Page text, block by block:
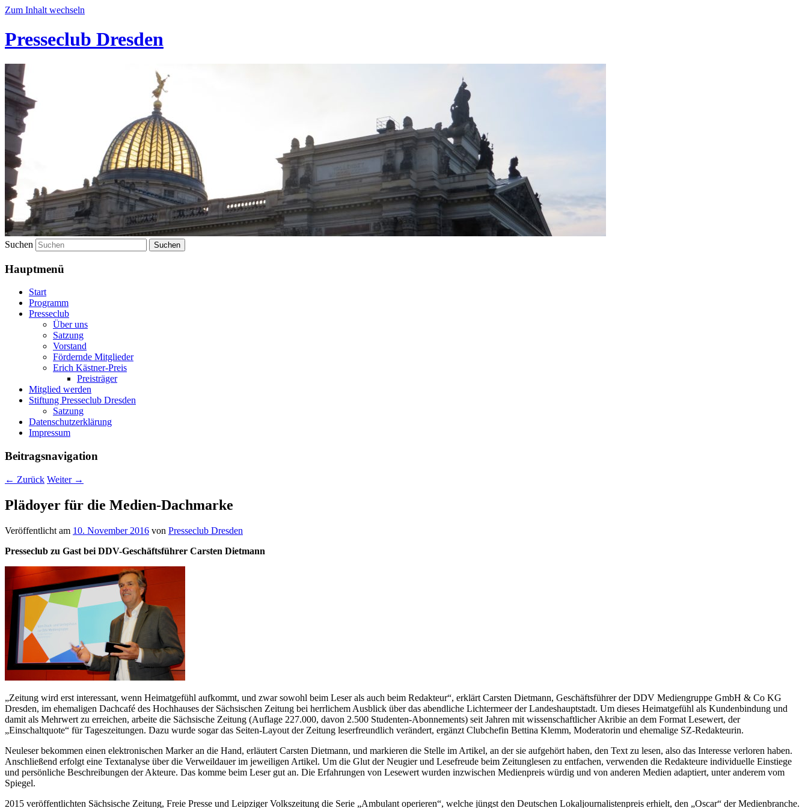
Zum Inhalt wechseln
Presseclub Dresden
Suchen
Hauptmenü
Start
Programm
Presseclub
Über uns
Satzung
Vorstand
Fördernde Mitglieder
Erich Kästner-Preis
Preisträger
Mitglied werden
Stiftung Presseclub Dresden
Satzung
Datenschutzerklärung
Impressum
Beitragsnavigation
← Zurück Weiter →
Plädoyer für die Medien-Dachmarke
Veröffentlicht am 10. November 2016 von Presseclub Dresden
Presseclub zu Gast bei DDV-Geschäftsführer Carsten Dietmann
„Zeitung wird erst interessant, wenn Heimatgefühl aufkommt, und zwar sowohl beim Leser als auch beim Redakteur“, erklärt Carsten Dietmann, Geschäftsführer der DDV Mediengruppe GmbH & Co KG
Dresden, im ehemaligen Dachcafé des Hochhauses der Sächsischen Zeitung bei herrlichem Ausblick über das abendliche Lichtermeer der Landeshauptstadt. Um dieses Heimatgefühl als Kundenbindung und
damit als Mehrwert zu erreichen, arbeite die Sächsische Zeitung (Auflage 227.000, davon 2.500 Studenten-Abonnements) seit Jahren mit wissenschaftlicher Akribie an dem Format Lesewert, der
„Einschaltquote“ für Tageszeitungen. Dazu wurde sogar das Seiten-Layout der Zeitung leserfreundlich verändert, ergänzt Clubchefin Bettina Klemm, Moderatorin und ehemalige SZ-Redakteurin.
Neuleser bekommen einen elektronischen Marker an die Hand, erläutert Carsten Dietmann, und markieren die Stelle im Artikel, an der sie aufgehört haben, den Text zu lesen, also das Interesse verloren haben.
Anschließend erfolgt eine Textanalyse über die Verweildauer im jeweiligen Artikel. Um die Glut der Neugier und Lesefreude beim Zeitunglesen zu entfachen, verwenden die Redakteure individuelle Einstiege
und persönliche Beschreibungen der Akteure. Das komme beim Leser gut an. Die Erfahrungen von Lesewert wurden inzwischen Medienpreis würdig und von anderen Medien adaptiert, unter anderem vom
Spiegel.
2015 veröffentlichten Sächsische Zeitung, Freie Presse und Leipziger Volkszeitung die Serie „Ambulant operieren“, welche jüngst den Deutschen Lokaljournalistenpreis erhielt, den „Oscar“ der Medienbranche.